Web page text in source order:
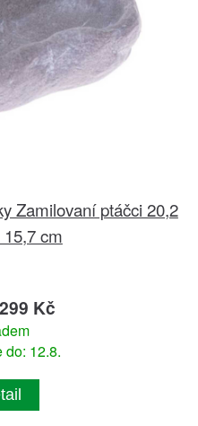
Zamilovaní ptáčci 20,2
cm
Kč
do: 12.8.